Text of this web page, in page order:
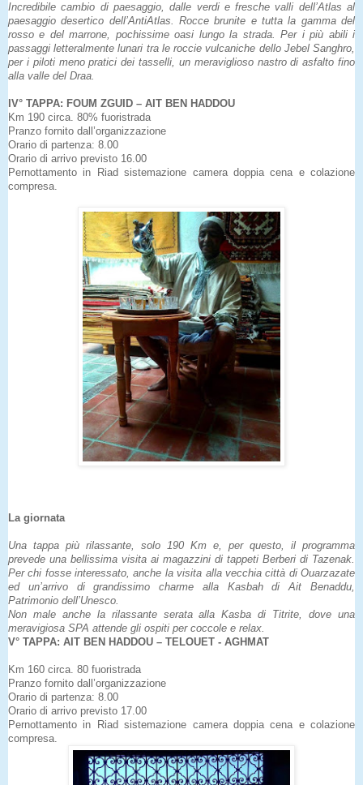
Incredibile cambio di paesaggio, dalle verdi e fresche valli dell’Atlas al
paesaggio desertico dell’AntiAtlas. Rocce brunite e tutta la gamma del
rosso e del marrone, pochissime oasi lungo la strada. Per i più abili i
passaggi letteralmente lunari tra le roccie vulcaniche dello Jebel Sanghro,
per i piloti meno pratici dei tasselli, un meraviglioso nastro di asfalto fino
alla valle del Draa.
IV° TAPPA: FOUM ZGUID – AIT BEN HADDOU
Km 190 circa. 80% fuoristrada
Pranzo fornito dall’organizzazione
Orario di partenza: 8.00
Orario di arrivo previsto 16.00
Pernottamento in Riad sistemazione camera doppia cena e colazione
compresa.
La giornata
Una tappa più rilassante, solo 190 Km e, per questo, il programma
prevede una bellissima visita ai magazzini di tappeti Berberi di Tazenak.
Per chi fosse interessato, anche la visita alla vecchia città di Ouarzazate
ed un’arrivo di grandissimo charme alla Kasbah di Ait Benaddu,
Patrimonio dell’Unesco.
Non male anche la rilassante serata alla Kasba di Titrite, dove una
meravigiosa SPA attende gli ospiti per coccole e relax.
V° TAPPA: AIT BEN HADDOU – TELOUET - AGHMAT
Km 160 circa. 80 fuoristrada
Pranzo fornito dall’organizzazione
Orario di partenza: 8.00
Orario di arrivo previsto 17.00
Pernottamento in Riad sistemazione camera doppia cena e colazione
compresa.